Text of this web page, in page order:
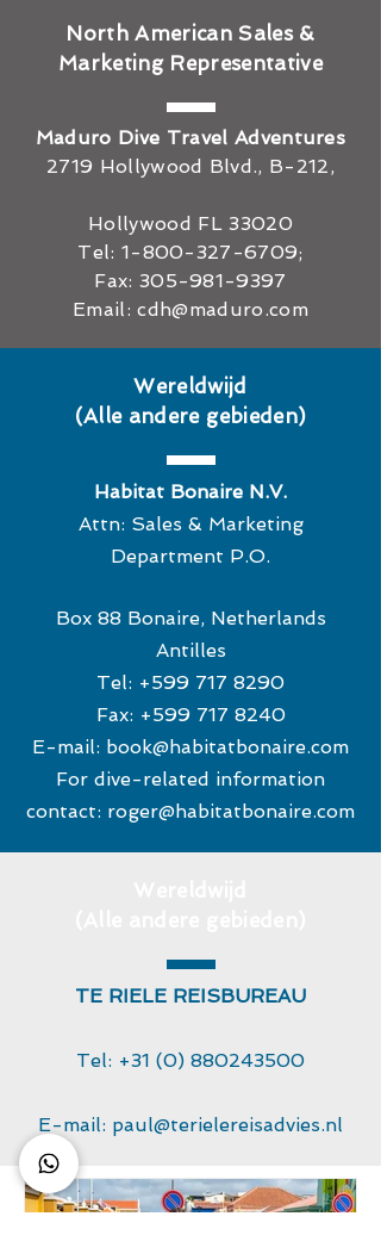
North American Sales &
Marketing Representative
Maduro Dive Travel Adventures
2719 Hollywood Blvd., B-212,
Hollywood FL 33020
Tel: 1-800-327-6709;
Fax: 305-981-9397
Email:cdh@maduro.com
Wereldwijd
(Alle andere gebieden)
Habitat Bonaire N.V.
Attn: Sales & Marketing
Department P.O.
Box 88 Bonaire, Netherlands
Antilles
Tel: +599 717 8290
Fax: +599 717 8240
E-mail: book@habitatbonaire.com
For dive-related information
contact: roger@habitatbonaire.com
TE RIELE REISBUREAU
Tel: +31 (0) 880243500
E-mail: paul@terielereisadvies.nl